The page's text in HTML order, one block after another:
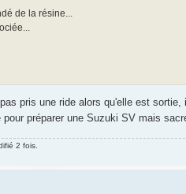
de la résine...
pris une ride alors qu'elle est
préparer une Suzuki SV mais
2 fois.